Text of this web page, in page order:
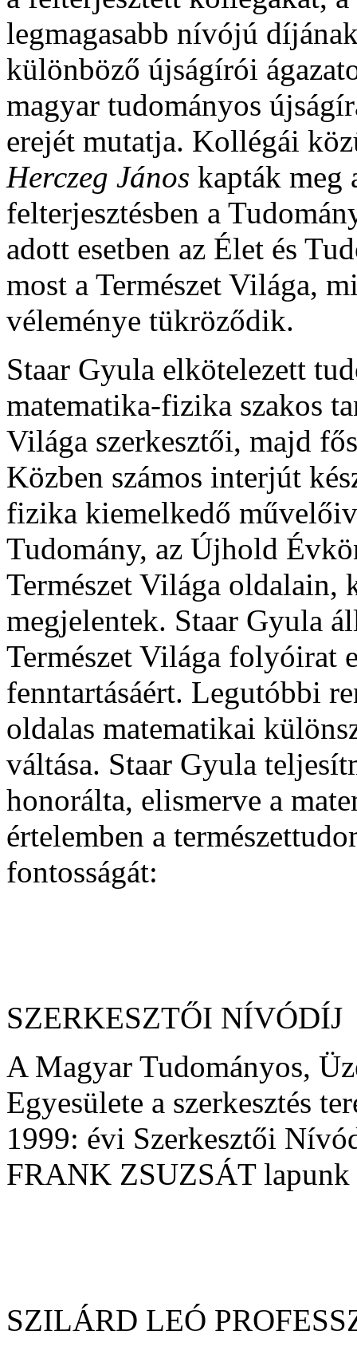
legmagasabb nívójú
különböző újságírói
magyar tudományos
erejét mutatja. Kollégái
Herczeg János kapták meg
felterjesztésben a
adott esetben az Élet és
most a Természet Világa,
véleménye tükröződik.
Staar Gyula elkötelezett
matematika-fizika szakos
Világa szerkesztői, majd
Közben számos interjút
fizika kiemelkedő
Tudomány, az Újhold
Természet Világa oldalain,
megjelentek. Staar Gyula
Természet Világa folyóirat
fenntartásáért. Legutóbbi
oldalas matematikai
váltása. Staar Gyula
honorálta, elismerve a
értelemben a
fontosságát:
SZERKESZTŐI NÍVÓDÍJ
A Magyar Tudományos,
Egyesülete a szerkesztés
1999: évi Szerkesztői
FRANK ZSUZSÁT lapunk
SZILÁRD LEÓ